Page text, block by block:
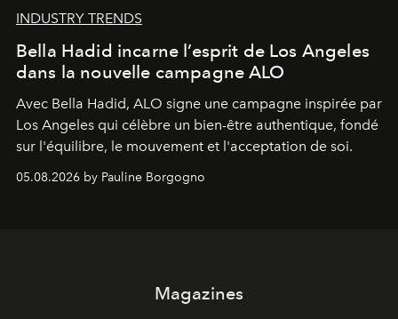
INDUSTRY TRENDS
Bella Hadid incarne l’esprit de Los Angeles
dans la nouvelle campagne ALO
Avec Bella Hadid, ALO signe une campagne inspirée par
Los Angeles qui célèbre un bien-être authentique, fondé
sur l'équilibre, le mouvement et l'acceptation de soi.
05.08.2026 by Pauline Borgogno
Magazines